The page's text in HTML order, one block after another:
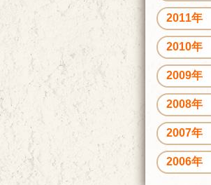
2011年
2010年
2009年
2008年
2007年
2006年